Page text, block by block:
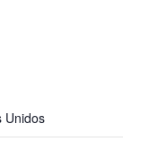
Unidos